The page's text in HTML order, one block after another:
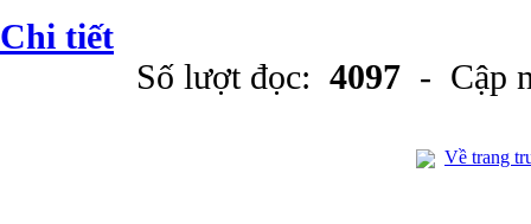
Chi tiết
Số lượt đọc: 4097 - Cập
Về trang